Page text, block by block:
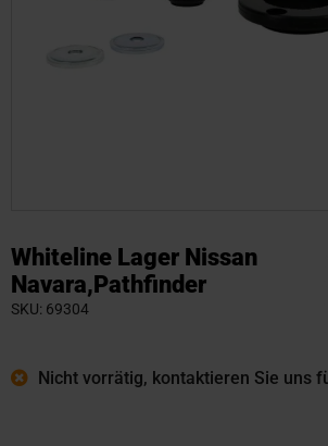
Whiteline Lager Nissan
Navara,Pathfinder
SKU 69304
Nicht vorrätig, kontaktieren Sie uns
Anfang
der
Bildgalerie